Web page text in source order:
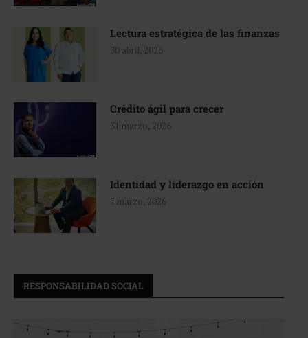
Lectura estratégica de las finanzas
30 abril, 2026
Crédito ágil para crecer
31 marzo, 2026
Identidad y liderazgo en acción
7 marzo, 2026
RESPONSABILIDAD SOCIAL